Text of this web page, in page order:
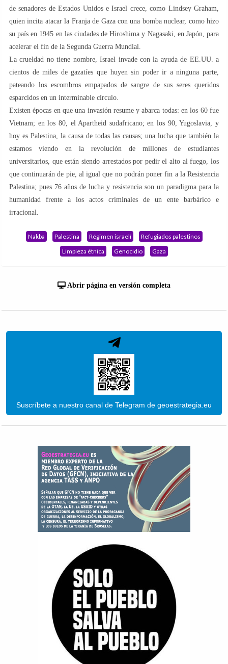
de senadores de Estados Unidos e Israel crece, como Lindsey Graham,
quien incita atacar la Franja de Gaza con una bomba nuclear, como hizo
su país en 1945 en las ciudades de Hiroshima y Nagasaki, en Japón, para
acelerar el fin de la Segunda Guerra Mundial.
La crueldad no tiene nombre, Israel invade con la ayuda de EE.UU. a
cientos de miles de gazatíes que huyen sin poder ir a ninguna parte,
pateando los escombros empapados de sangre de sus seres queridos
esparcidos en un interminable círculo.
Existen épocas en que una invasión resume y abarca todas: en los 60 fue
Vietnam; en los 80, el Apartheid sudafricano; en los 90, Yugoslavia, y
hoy es Palestina, la causa de todas las causas; una lucha que también la
estamos viendo en la revolución de millones de estudiantes
universitarios, que están siendo arrestados por pedir el alto al fuego, los
que continuarán de pie, al igual que no podrán poner fin a la Resistencia
Palestina; pues 76 años de lucha y resistencia son un paradigma para la
humanidad frente a los actos criminales de un ente barbárico e
irracional.
Nakba Palestina Régimen israelí
Refugiados palestinos
Limpieza étnica
Genocidio Gaza
Abrir página en versión completa
Suscríbete a nuestro canal de Telegram de geoestrategia.eu